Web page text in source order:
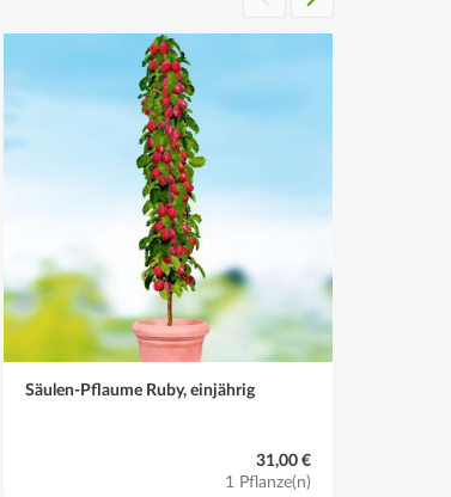
Säulen-Pflaume Ruby, einjährig
31,00 €
1 Pflanze(n)